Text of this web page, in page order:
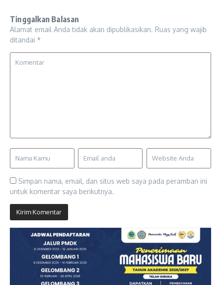
Tinggalkan Balasan
Alamat email Anda tidak akan dipublikasikan. Ruas yang wajib
ditandai *
Simpan nama, email, dan situs web saya pada peramban ini
untuk komentar saya berikutnya.